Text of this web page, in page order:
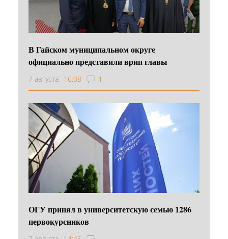
В Гайском муниципальном округе
официально представили врип главы
7 августа 16:08 1
ОГУ принял в университетскую семью 1286
первокурсников